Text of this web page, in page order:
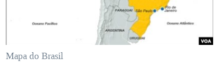
ĐỜI SỐNG
KHOA HỌC
HÀNH TRÌNH BẦU CỬ 2024
MỘT NĂM CHIẾN TRANH TẠI DẢI GAZA
GIẢI MÃ VÀNH ĐAI & CON ĐƯỜNG
MẠNG XÃ HỘI
Mapa do Brasil